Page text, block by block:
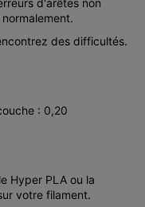
d'arêtes non
des difficultés.
: 0,20
Hyper PLA ou la
votre filament.